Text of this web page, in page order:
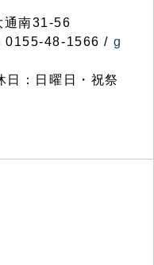
南31-56
0155-48-1566 / g
：日曜日・祝祭